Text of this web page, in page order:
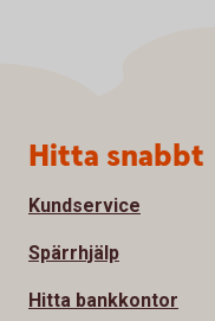
Sidfot
Hitta snabbt
Kundservice
Spärrhjälp
Hitta bankkontor